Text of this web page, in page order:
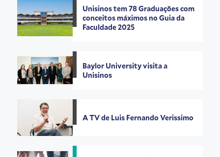
Unisinos tem 78 Graduações com
conceitos máximos no Guia da
Faculdade 2025
Baylor University visita a
Unisinos
A TV de Luis Fernando Verissimo